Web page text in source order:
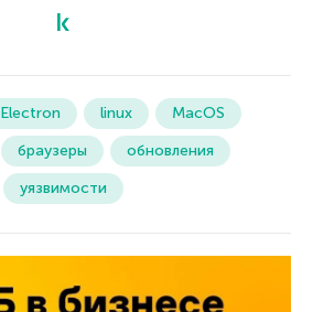
Electron linux
MacOS
браузеры
обновления
уязвимости